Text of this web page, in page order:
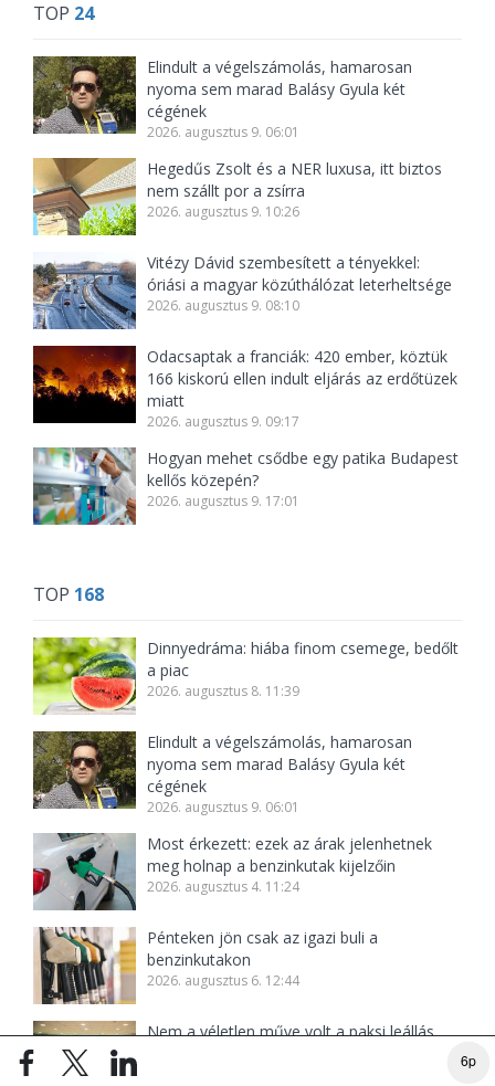
6p
TOP 24
Elindult a végelszámolás, hamarosan
nyoma sem marad Balásy Gyula két
cégének
2026. augusztus 9. 06:01
Hegedűs Zsolt és a NER luxusa, itt biztos
nem szállt por a zsírra
2026. augusztus 9. 10:26
Vitézy Dávid szembesített a tényekkel:
óriási a magyar közúthálózat leterheltsége
2026. augusztus 9. 08:10
Odacsaptak a franciák: 420 ember, köztük
166 kiskorú ellen indult eljárás az erdőtüzek
miatt
2026. augusztus 9. 09:17
Hogyan mehet csődbe egy patika Budapest
kellős közepén?
2026. augusztus 9. 17:01
TOP 168
Dinnyedráma: hiába finom csemege, bedőlt
a piac
2026. augusztus 8. 11:39
Elindult a végelszámolás, hamarosan
nyoma sem marad Balásy Gyula két
cégének
2026. augusztus 9. 06:01
Most érkezett: ezek az árak jelenhetnek
meg holnap a benzinkutak kijelzőin
2026. augusztus 4. 11:24
Pénteken jön csak az igazi buli a
benzinkutakon
2026. augusztus 6. 12:44
Nem a véletlen műve volt a paksi leállás